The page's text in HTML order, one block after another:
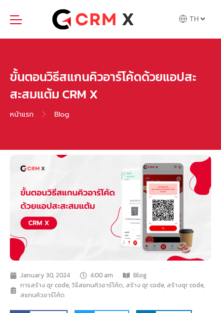
ขั้นตอนวิธีสแกนคิวอาร์โค้ดด้วยแอปสะ
สะสมแต้ม CRM X
หน้าแรก Blog
January 30, 2024 4:00 am
Blog
การสร้าง qr code, วิธีสแกนคิวอาร์โค้ด, สร้าง qr code, สร้างqr code,
สแกนคิวอาร์โค้ด